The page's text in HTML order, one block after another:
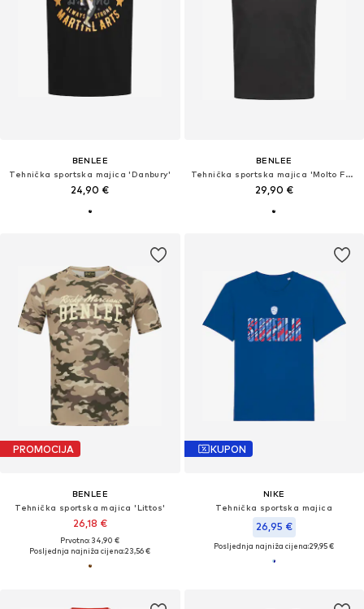
BENLEE
Tehnička sportska majica 'Danbury'
24,90 €
BENLEE
Tehnička sportska majica 'Molto Ferte'
29,90 €
PROMOCIJA
BENLEE
Tehnička sportska majica 'Littos'
26,18 €
Prvotno: 34,90 €
Posljednja najniža cijena:23,56 €
KUPON
NIKE
Tehnička sportska majica
26,95 €
Posljednja najniža cijena:29,95 €